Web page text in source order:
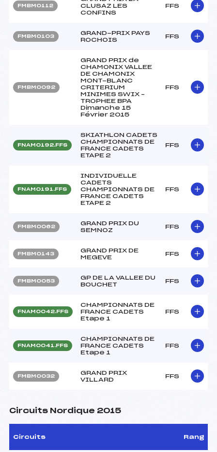
FMBM0112
CLUSAZ LES
CONFINS
FFS
FMBM0103
GRAND-PRIX PAYS
ROCHOIS
FFS
FMBM0092
GRAND PRIX de
CHAMONIX VALLEE
DE CHAMONIX
MONT-BLANC
CRITERIUM
MINIMES SWIX –
TROPHEE BPA
Dimanche 15
Février 2015
FFS
FNAM0192.FFS
SKIATHLON CADETS
CHAMPIONNATS DE
FRANCE CADETS
ETAPE 2
FFS
FNAM0191.FFS
INDIVIDUELLE
CADETS
CHAMPIONNATS DE
FRANCE CADETS
ETAPE 2
FFS
FMBM0062
GRAND PRIX DU
SEMNOZ
FFS
FMBM0143
GRAND PRIX DE
MEGEVE
FFS
FMBM0053
GP DE LA VALLEE DU
BOUCHET
FFS
FNAM0042.FFS
CHAMPIONNATS DE
FRANCE CADETS
Etape 1
FFS
FNAM0041.FFS
CHAMPIONNATS DE
FRANCE CADETS
Etape 1
FFS
FMBM0032
GRAND PRIX
VILLARD
FFS
Circuits Nordique 2015
Circuits Rang